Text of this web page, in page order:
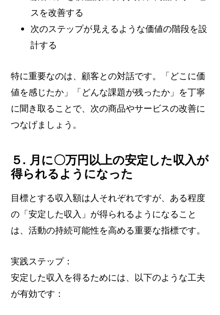
スを改善する
次のステップが見えるような価値の階段を設
計する
特に重要なのは、顧客との対話です。「どこに価
値を感じたか」「どんな課題が残ったか」を丁寧
に聞き取ることで、次の商品やサービスの改善に
つなげましょう。
５. 月に〇万円以上の安定した収入が
得られるようになった
目標とする収入額は人それぞれですが、ある程度
の「安定した収入」が得られるようになること
は、活動の持続可能性を高める重要な指標です。
実践ステップ：
安定した収入を得るためには、以下のような工夫
が有効です：